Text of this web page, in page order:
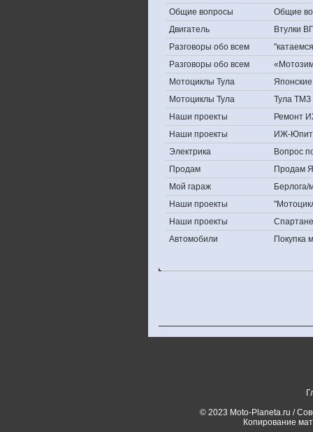
Общие вопросы
Общие
Двигатель
Втулки
Разговоры обо всем
Разговоры обо всем
Мотоциклы Тула
Мотоциклы Тула
Тула ТМЗ
Наши проекты
Ремонт
Наши проекты
ИЖ-
Электрика
Вопрос
Продам
Продам
Мой гараж
Берлога/
Наши проекты
Наши проекты
Автомобили
Покупка
© 2023 Moto-Planeta.ru /
Копирование